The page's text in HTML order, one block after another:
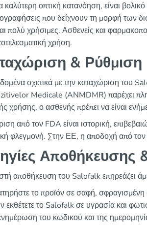
καλύτερη οπτική κατανόηση, είναι
που δείχνουν τη μορφή των
πολύ χρήσιμες. Ασθενείς και
χρήση.
& Ρύθμιση
σχετικά με την καταχώριση
Medicale (ANMDMR) παρέχει
χρήσης, ο ασθενής πρέπει να είναι
από τον FDA είναι ιστορική,
φλεγμονή. Στην ΕΕ, η αποδοχή από
Αποθήκευσης
αποθήκευση του Salofalk επηρεάζει
το προϊόν σε σαφή,
εκθέτετε το Salofalk σε υγρασία και
του κωδικού και της